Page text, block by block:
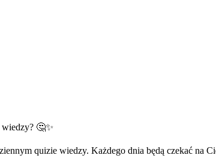
🤔✨
quizie wiedzy. Każdego dnia będą czekać na